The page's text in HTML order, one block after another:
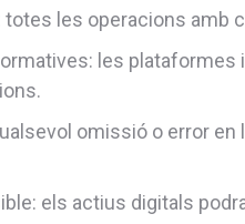
totes les operacions amb
les plataformes
omissió o error
els actius digitals